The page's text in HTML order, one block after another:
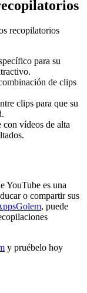
recopilatorios
para su
de clips
clips para que su
con vídeos de alta
YouTube es una
o compartir sus
, puede
y pruébelo hoy